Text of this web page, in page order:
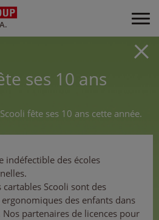
ses 10 ans
fête ses 10 ans cette année.
indéfectible des écoles
Scooli sont des
des enfants dans
partenaires de licences pour